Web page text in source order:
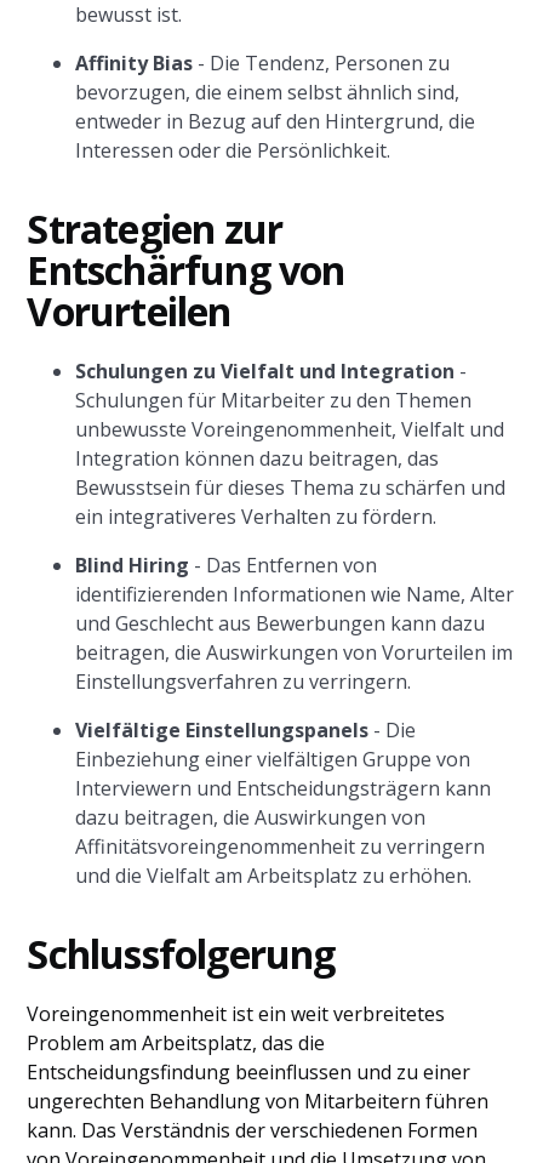
bewusst ist.
Affinity Bias - Die Tendenz, Personen zu
bevorzugen, die einem selbst ähnlich sind,
entweder in Bezug auf den Hintergrund, die
Interessen oder die Persönlichkeit.
Strategien zur
Entschärfung von
Vorurteilen
Schulungen zu Vielfalt und Integration -
Schulungen für Mitarbeiter zu den Themen
unbewusste Voreingenommenheit, Vielfalt und
Integration können dazu beitragen, das
Bewusstsein für dieses Thema zu schärfen und
ein integrativeres Verhalten zu fördern.
Blind Hiring - Das Entfernen von
identifizierenden Informationen wie Name, Alter
und Geschlecht aus Bewerbungen kann dazu
beitragen, die Auswirkungen von Vorurteilen im
Einstellungsverfahren zu verringern.
Vielfältige Einstellungspanels - Die
Einbeziehung einer vielfältigen Gruppe von
Interviewern und Entscheidungsträgern kann
dazu beitragen, die Auswirkungen von
Affinitätsvoreingenommenheit zu verringern
und die Vielfalt am Arbeitsplatz zu erhöhen.
Schlussfolgerung
Voreingenommenheit ist ein weit verbreitetes
Problem am Arbeitsplatz, das die
Entscheidungsfindung beeinflussen und zu einer
ungerechten Behandlung von Mitarbeitern führen
kann. Das Verständnis der verschiedenen Formen